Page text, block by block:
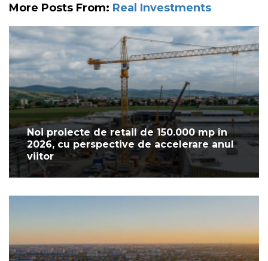
More Posts From: Real Investments
Noi proiecte de retail de 150.000 mp în
2026, cu perspective de accelerare anul
viitor